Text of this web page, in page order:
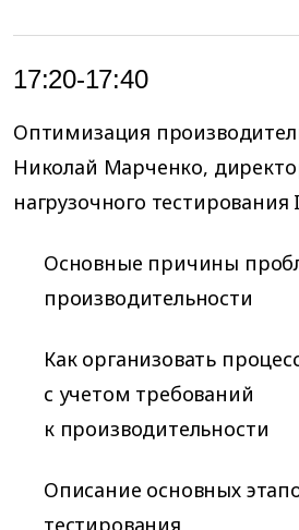
17:20-17:40
Оптимизация
Николай Марченко,
нагрузочного тестирования
Основные причины
производительности
Как организовать
с учетом требований
к производительности
Описание основных